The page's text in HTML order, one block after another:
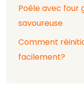
Poêle avec four
savoureuse
Comment
facilement?